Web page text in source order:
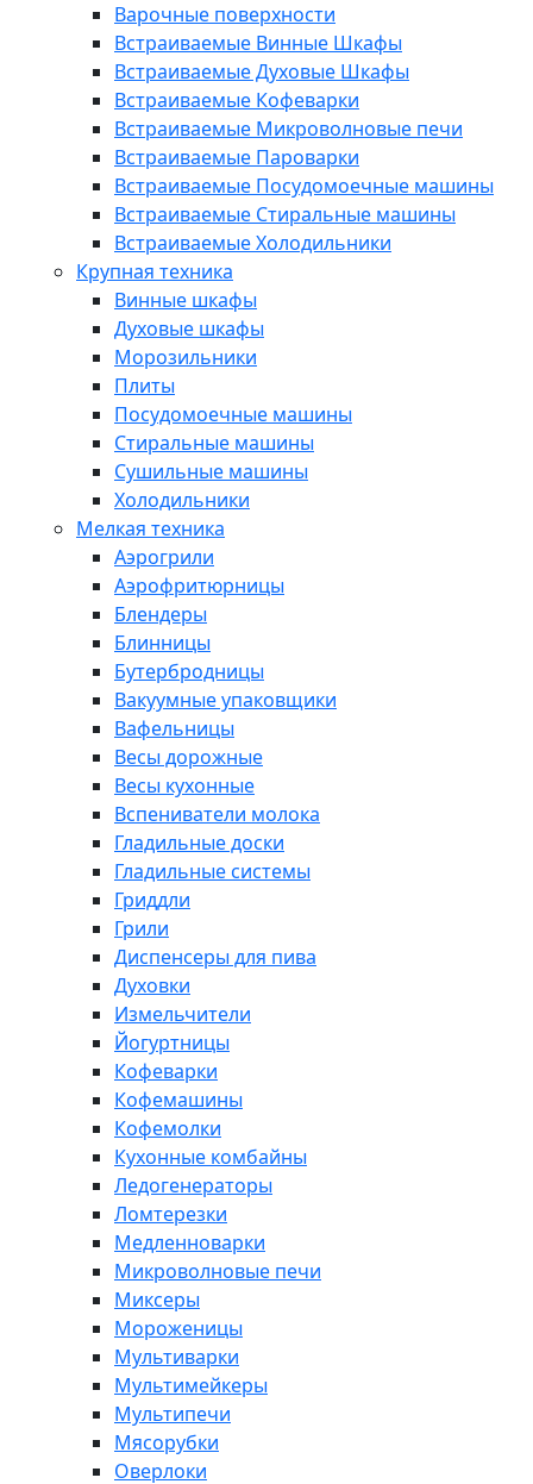
Варочные поверхности
Встраиваемые Винные Шкафы
Встраиваемые Духовые Шкафы
Встраиваемые Кофеварки
Встраиваемые Микроволновые печи
Встраиваемые Пароварки
Встраиваемые Посудомоечные машины
Встраиваемые Стиральные машины
Встраиваемые Холодильники
Крупная техника
Винные шкафы
Духовые шкафы
Морозильники
Плиты
Посудомоечные машины
Стиральные машины
Сушильные машины
Холодильники
Мелкая техника
Аэрогрили
Аэрофритюрницы
Блендеры
Блинницы
Бутербродницы
Вакуумные упаковщики
Вафельницы
Весы дорожные
Весы кухонные
Вспениватели молока
Гладильные доски
Гладильные системы
Гриддли
Грили
Диспенсеры для пива
Духовки
Измельчители
Йогуртницы
Кофеварки
Кофемашины
Кофемолки
Кухонные комбайны
Ледогенераторы
Ломтерезки
Медленноварки
Микроволновые печи
Миксеры
Мороженицы
Мультиварки
Мультимейкеры
Мультипечи
Мясорубки
Оверлоки